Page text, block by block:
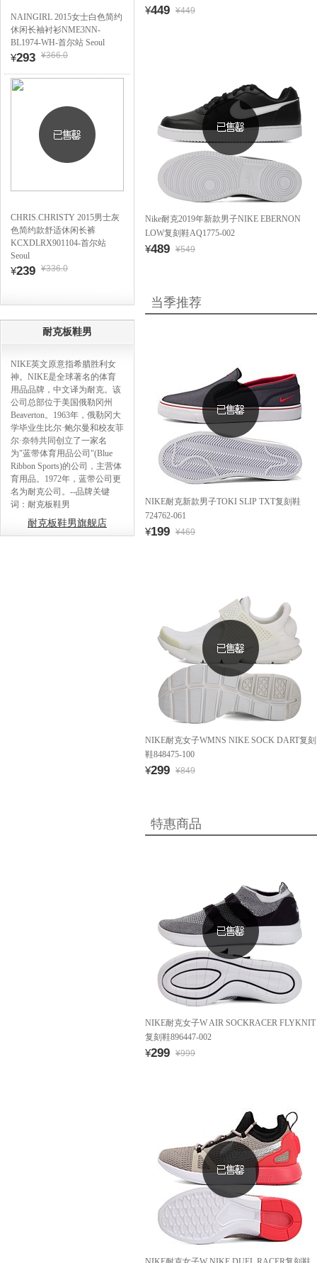
NAINGIRL 2015女士白色简约
休闲长袖衬衫NME3NN-
BL1974-WH-首尔站 Seoul
¥293 ¥366.0
CHRIS.CHRISTY 2015男士灰
色简约款舒适休闲长裤
KCXDLRX901104-首尔站
Seoul
¥239 ¥336.0
耐克板鞋男
NIKE英文原意指希腊胜利女
神。NIKE是全球著名的体育
用品品牌，中文译为耐克。该
公司总部位于美国俄勒冈州
Beaverton。1963年，俄勒冈大
学毕业生比尔·鲍尔曼和校友菲
尔·奈特共同创立了一家名
为"蓝带体育用品公司"(Blue
Ribbon Sports)的公司，主营体
育用品。1972年，蓝带公司更
名为耐克公司。--品牌关键
词：耐克板鞋男
耐克板鞋男旗舰店
¥449 ¥449
Nike耐克2019年新款男子NIKE EBERNON
LOW复刻鞋AQ1775-002
¥489 ¥549
当季推荐
NIKE耐克新款男子TOKI SLIP TXT复刻鞋
724762-061
¥199 ¥469
NIKE耐克女子WMNS NIKE SOCK DART复刻
鞋848475-100
¥299 ¥849
特惠商品
NIKE耐克女子W AIR SOCKRACER FLYKNIT
复刻鞋896447-002
¥299 ¥999